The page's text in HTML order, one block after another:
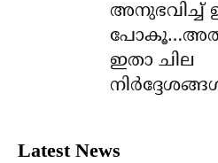
അനുഭവിച്ച്
ഇതാ ചില
Latest News